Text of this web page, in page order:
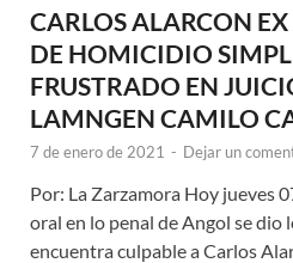
CARLOS ALARCON
DE HOMICIDIO
FRUSTRADO EN
LAMNGEN CAMILO
7 de enero de 2021 - Dejar un
Por: La Zarzamora Hoy jueves
oral en lo penal de Angol se dio
encuentra culpable a Carlos